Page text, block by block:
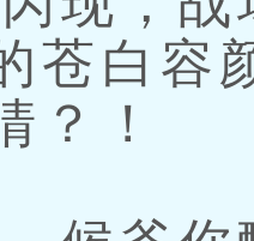
苍白容
？！